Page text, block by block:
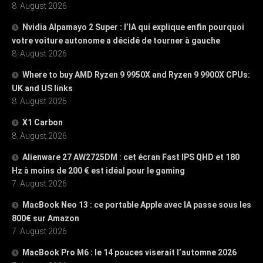
8. August 2026
Nvidia Alpamayo 2 Super : l’IA qui explique enfin pourquoi
votre voiture autonome a décidé de tourner à gauche
8. August 2026
Where to buy AMD Ryzen 9 9950X and Ryzen 9 9900X CPUs:
UK and US links
8. August 2026
X1 Carbon
8. August 2026
Alienware 27 AW2725DM : cet écran Fast IPS QHD et 180
Hz à moins de 200 € est idéal pour le gaming
7. August 2026
MacBook Neo 13 : ce portable Apple avec IA passe sous les
800€ sur Amazon
7. August 2026
MacBook Pro M6 : le 14 pouces viserait l’automne 2026